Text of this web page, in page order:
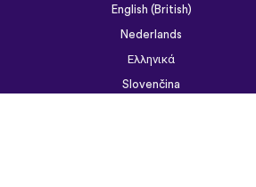
Ελληνικά
Slovenčina
ไทย